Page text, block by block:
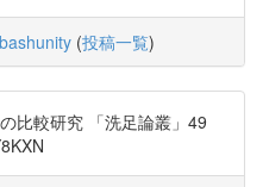
(投稿一覧)
比較研究 「洗足論叢」49